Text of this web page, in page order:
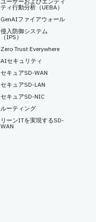
ティ行動分析（UEBA）
GenAIファイアウォール
侵入防御システム
（IPS）
Zero Trust Everywhere
AIセキュリティ
セキュアSD-WAN
セキュアSD-LAN
セキュアSD-NIC
ルーティング
リーンITを実現するSD-
WAN